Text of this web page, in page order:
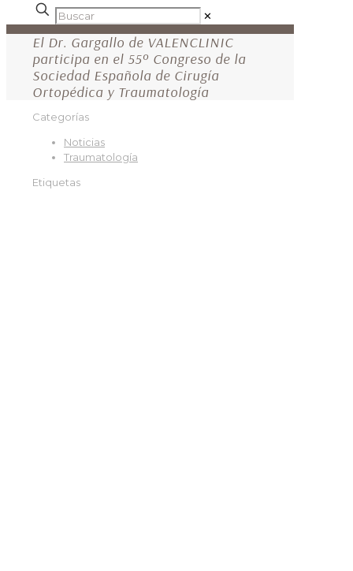
✕
El Dr. Gargallo de VALENCLINIC
participa en el 55º Congreso de la
Sociedad Española de Cirugía
Ortopédica y Traumatología
Categorías
Noticias
Traumatología
Etiquetas